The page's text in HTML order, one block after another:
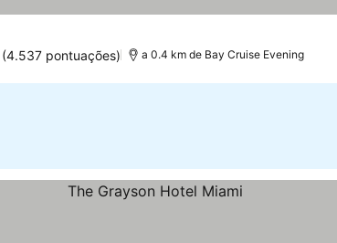
(4.537 pontuações) a 0.4 km de Bay Cruise Evening